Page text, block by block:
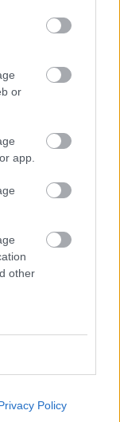
or
app.
other
Policy